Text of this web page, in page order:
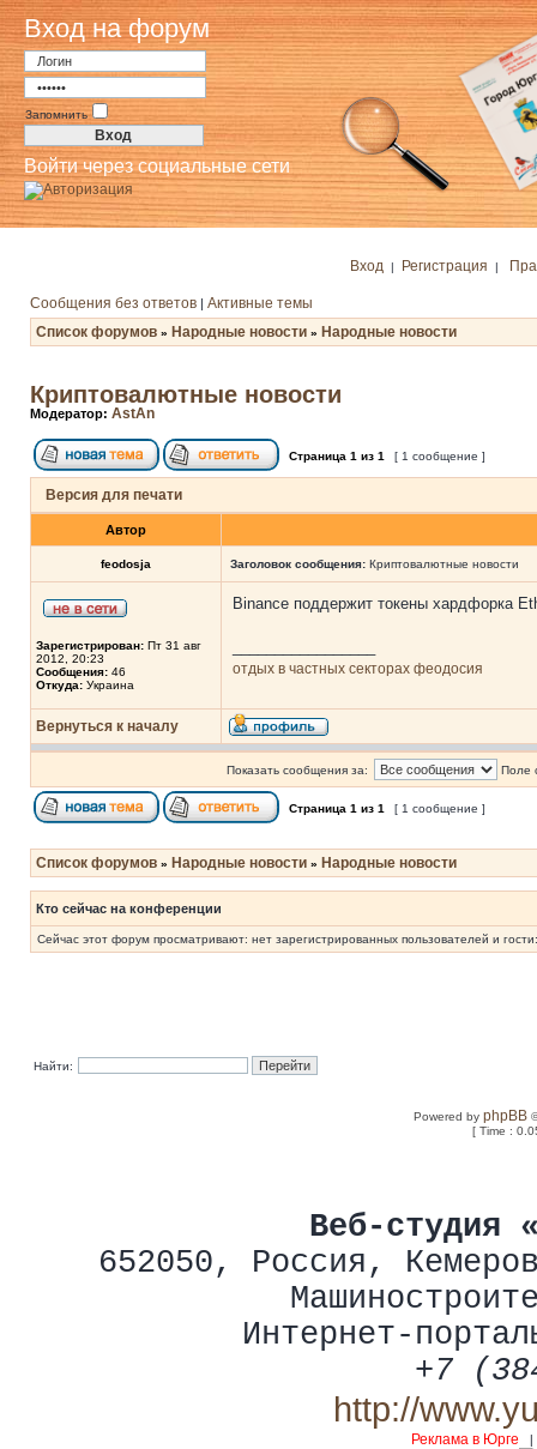
Вход на форум
Запомнить
Войти через социальные сети
Вход | Регистрация |
Сообщения без ответов | Активные темы
Список форумов » Народные новости » Народные новости
Криптовалютные новости
Модератор: AstAn
Страница 1 из 1 [ 1 сообщение ]
Версия для печати
Автор
feodosja Заголовок сообщения: Криптовалютные новости
Зарегистрирован: Пт 31 авг
2012, 20:23
Сообщения: 46
Откуда: Украина
Binance поддержит токены хардфорка
отдых в частных секторах феодосия
Вернуться к началу
Показать сообщения за: Поле
Страница 1 из 1 [ 1 сообщение ]
Список форумов » Народные новости » Народные новости
Кто сейчас на конференции
Сейчас этот форум просматривают: нет зарегистрированных пользователей и
Найти:
Powered byphpBB
[ Time :
Веб-студия
652050, Россия ,
Интернет-
+7
http://
Реклама в Юрге